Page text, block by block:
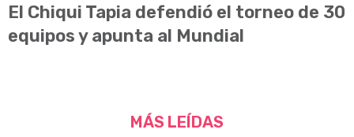
El Chiqui Tapia defendió el torneo de 30
equipos y apunta al Mundial
MÁS LEÍDAS